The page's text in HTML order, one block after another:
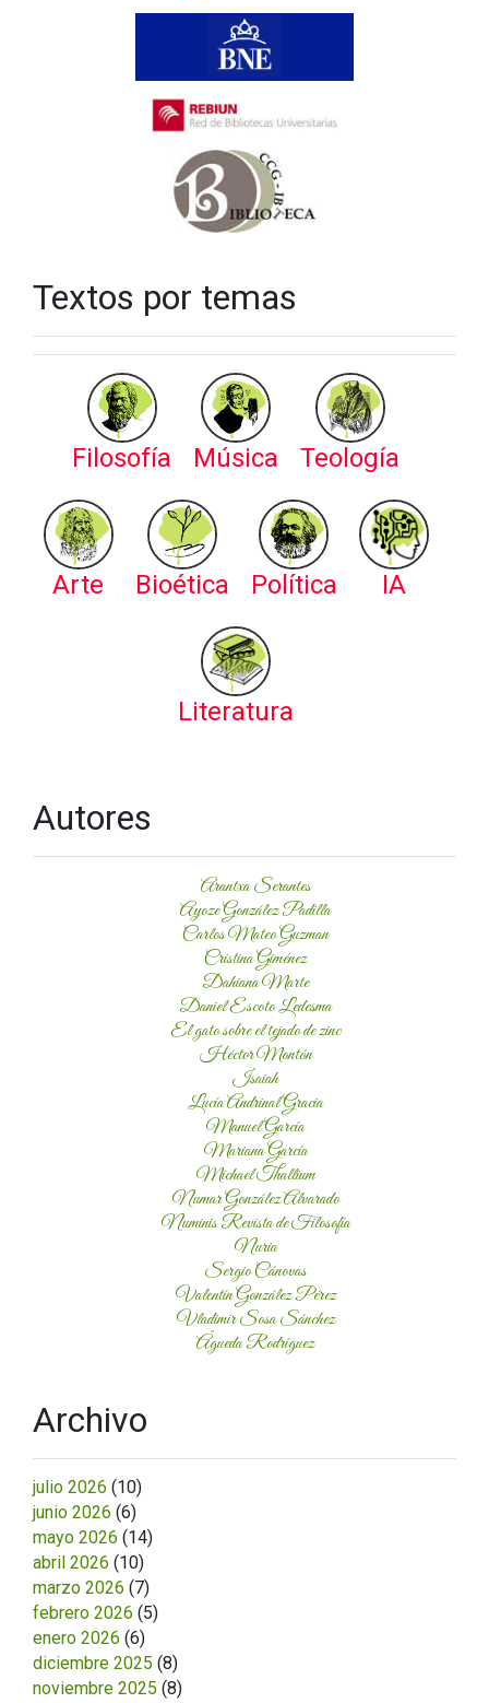
Textos por temas
Filosofía Música Teología
Arte Bioética Política IA
Literatura
Autores
Arantxa Serantes
Ayoze González Padilla
Carlos Mateo Guzman
Cristina Giménez
Dahiana Marte
Daniel Escoto Ledesma
El gato sobre el tejado de zinc
Héctor Montón
Isaiah
Lucía Andrinal Gracia
Manuel García
Mariana García
Michael Thallium
Numar González Alvarado
Numinis Revista de Filosofía
Nuria
Sergio Cánovas
Valentín González Pérez
Vladimir Sosa Sánchez
Águeda Rodríguez
Archivo
julio 2026 (10)
junio 2026 (6)
mayo 2026 (14)
abril 2026 (10)
marzo 2026 (7)
febrero 2026 (5)
enero 2026 (6)
diciembre 2025 (8)
noviembre 2025 (8)